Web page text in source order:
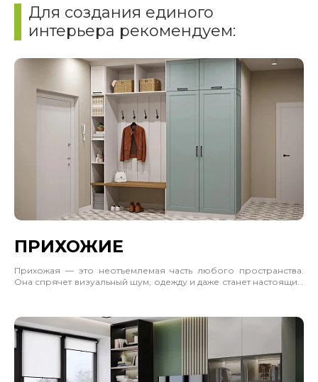
Для создания единого
интерьера рекомендуем:
ПРИХОЖИЕ
Прихожая — это неотъемлемая часть любого пространства.
Она спрячет визуальный шум, одежду и даже станет настоящим
Учитывайте габариты, материал и цветовое решение. Часто
отличным решением будет позвать замерщика и дизайнера.
Прихожая — это стильный выбор для интерьера. Отлично
впишется в прихожую, гостиную и спальню. Не загромождает
пространство, а делает его лаконичным и законченным.